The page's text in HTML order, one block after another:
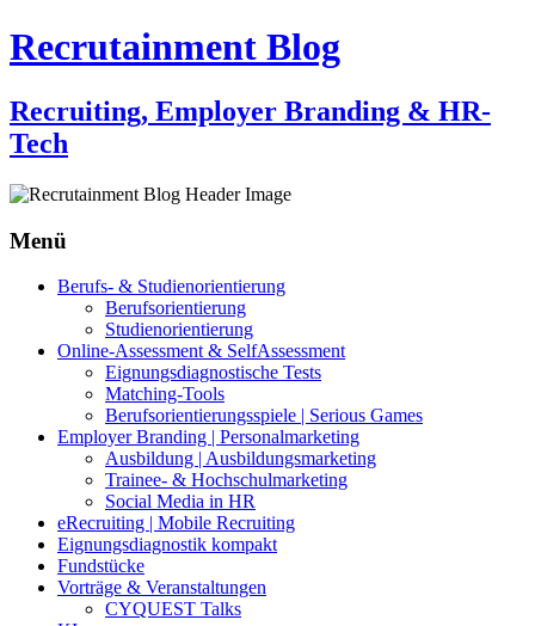
Recrutainment Blog
Recruiting, Employer Branding & HR-
Tech
Menü
Zum
Berufs- & Studienorientierung
Berufsorientierung
Studienorientierung
Online-Assessment & SelfAssessment
Eignungsdiagnostische Tests
Matching-Tools
Berufsorientierungsspiele | Serious Games
Employer Branding | Personalmarketing
Ausbildung | Ausbildungsmarketing
Trainee- & Hochschulmarketing
Social Media in HR
eRecruiting | Mobile Recruiting
Eignungsdiagnostik kompakt
Fundstücke
Vorträge & Veranstaltungen
CYQUEST Talks